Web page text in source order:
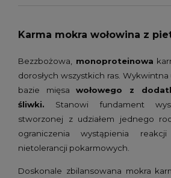
Karma mokra wołowina z
Bezzbożowa, monoproteinowa
dorosłych wszystkich ras.
bazie mięsawołowego z
śliwki. Stanowi fundament
stworzonej z udziałem jednego
ograniczenia wystąpienia
nietolerancji pokarmowych.
Doskonale zbilansowana mokra